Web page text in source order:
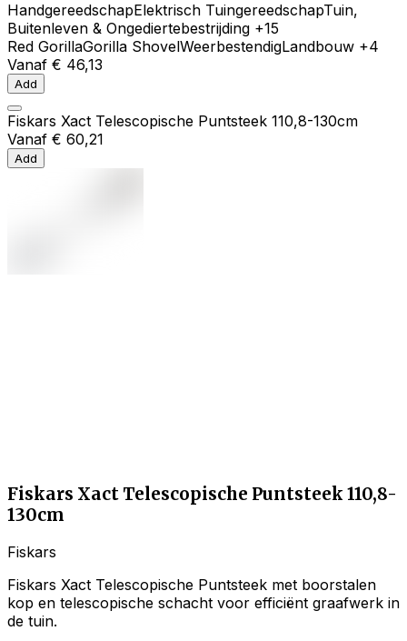
HandgereedschapElektrisch TuingereedschapTuin,
Buitenleven & Ongediertebestrijding +15
Red GorillaGorilla ShovelWeerbestendigLandbouw +4
Vanaf € 46,13
Add
Fiskars Xact Telescopische Puntsteek 110,8-130cm
Vanaf € 60,21
Add
Fiskars Xact Telescopische Puntsteek 110,8-
130cm
Fiskars
Fiskars Xact Telescopische Puntsteek met boorstalen
kop en telescopische schacht voor efficiënt graafwerk in
de tuin.